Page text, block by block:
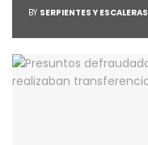
BY SERPIENTES Y ESCALERAS